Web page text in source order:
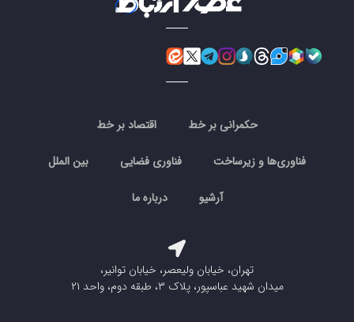
حکمرانی بر خط اقتصاد بر خط
فناوری‌ها و زیرساخت فناوری فضایی بین الملل
آرشیو درباره ما
تهران، خیابان ولیعصر، خیابان توانیر،
میدان شهید عباسپور، پلاک ۳، طبقه دوم، واحد ۲۱